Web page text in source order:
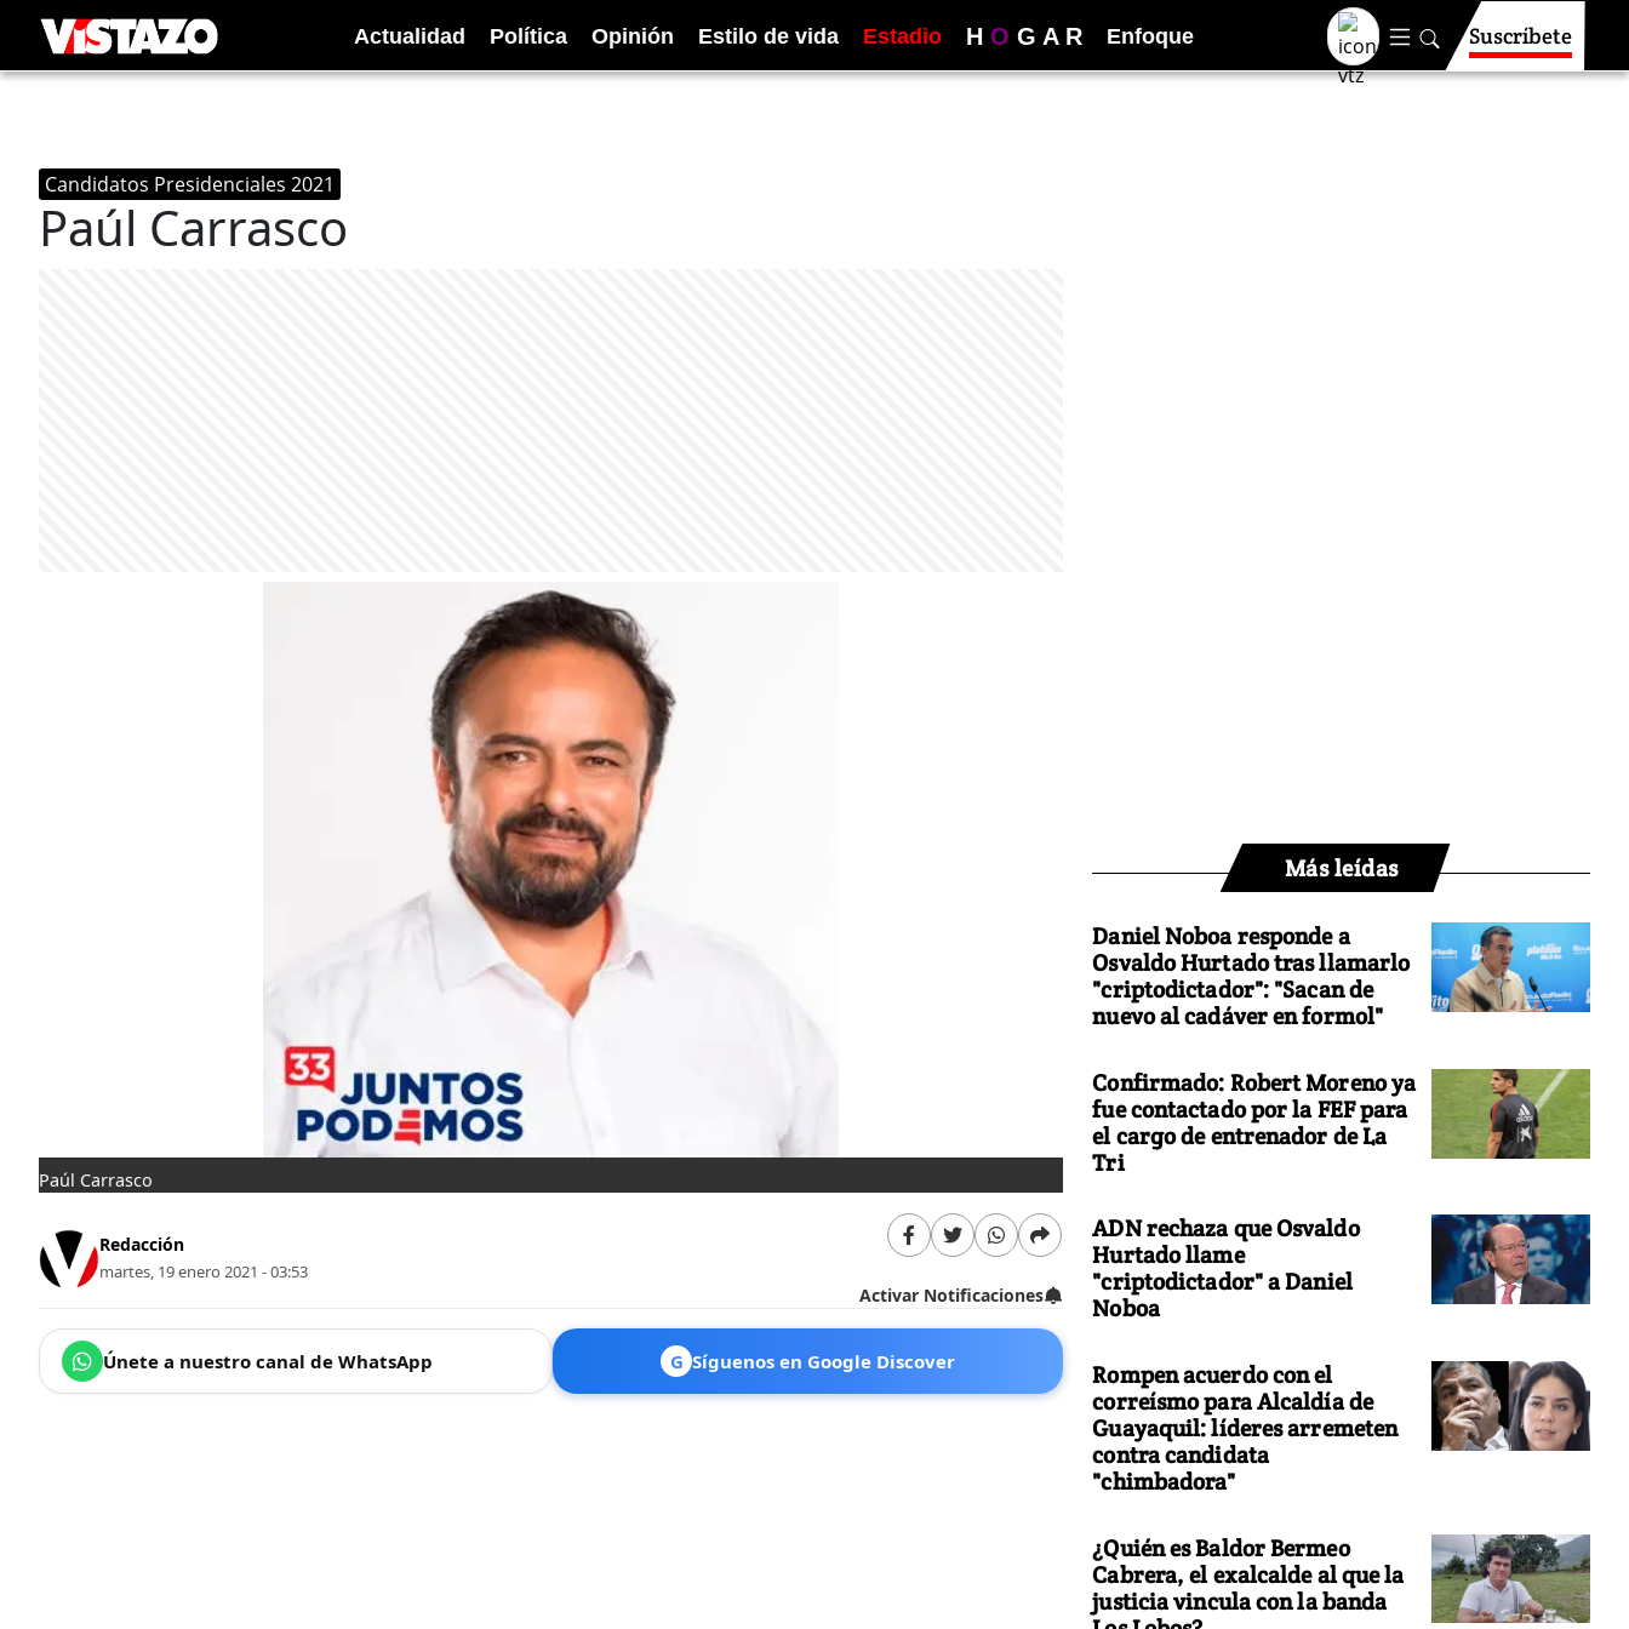
Actualidad Política Opinión Estilo de vida Estadio H O G A R Enfoque Suscríbete
Candidatos Presidenciales 2021
Paúl Carrasco
Paúl Carrasco
Redacción
martes, 19 enero 2021 - 03:53
Activar Notificaciones
Únete a nuestro canal de WhatsApp G Síguenos en Google Discover
Más leídas
Daniel Noboa responde a
Osvaldo Hurtado tras llamarlo
"criptodictador": "Sacan de
nuevo al cadáver en formol"
Confirmado: Robert Moreno ya
fue contactado por la FEF para
el cargo de entrenador de La
Tri
ADN rechaza que Osvaldo
Hurtado llame
"criptodictador" a Daniel
Noboa
Rompen acuerdo con el
correísmo para Alcaldía de
Guayaquil: líderes arremeten
contra candidata
"chimbadora"
¿Quién es Baldor Bermeo
Cabrera, el exalcalde al que la
justicia vincula con la banda